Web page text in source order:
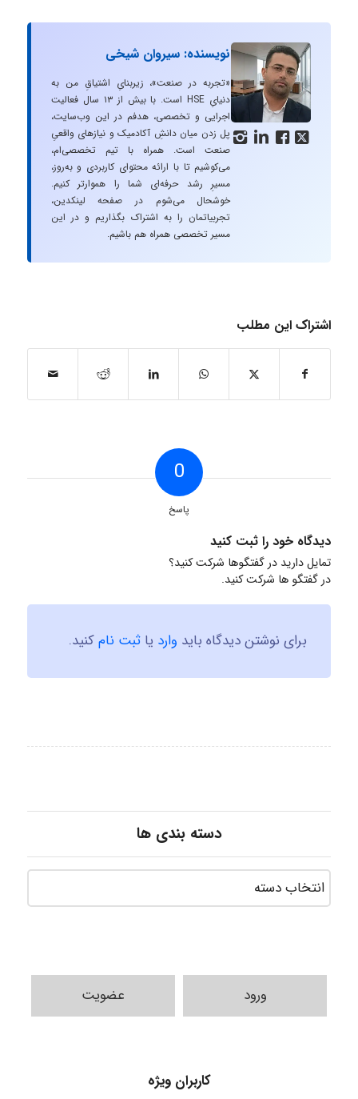
   
نویسنده: سیروان شیخی
«تجربه در صنعت»، زیربنایِ اشتیاقِ من به
دنیایِ HSE است. با بیش از ۱۳ سال فعالیت
اجرایی و تخصصی، هدفم در این وب‌سایت،
پل زدن میان دانشِ آکادمیک و نیازهای واقعیِ
صنعت است. همراه با تیم تخصصی‌ام،
می‌کوشیم تا با ارائه محتوای کاربردی و به‌روز،
مسیرِ رشد حرفه‌ای شما را هموارتر کنیم.
خوشحال می‌شوم در صفحه لینکدین،
تجربیاتمان را به اشتراک بگذاریم و در این
مسیر تخصصی همراه هم باشیم.
اشتراک این مطلب
0
پاسخ
دیدگاه خود را ثبت کنید
تمایل دارید در گفتگوها شرکت کنید؟
در گفتگو ها شرکت کنید.
برای نوشتن دیدگاه باید وارد یا ثبت نامکنید.
دسته بندی ها
ورود عضویت
کاربران ویژه